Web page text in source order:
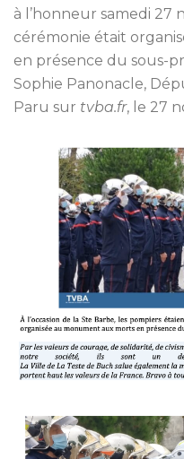
à l’honneur samedi 27
cérémonie était
en présence du sous-
Sophie Panonacle,
Paru sur tvba.fr, le 27